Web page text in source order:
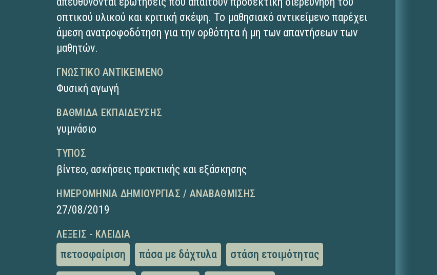
οπτικού υλικού και κριτική σκέψη. Το μαθησιακό αντικείμενο παρέχει
άμεση ανατροφοδότηση για την ορθότητα ή μη των απαντήσεων των
μαθητών.
ΓΝΩΣΤΙΚΌ ΑΝΤΙΚΕΊΜΕΝΟ
Φυσική αγωγή
ΒΑΘΜΊΔΑ ΕΚΠΑΊΔΕΥΣΗΣ
γυμνάσιο
ΤΎΠΟΣ
βίντεο, ασκήσεις πρακτικής και εξάσκησης
ΗΜΕΡΟΜΗΝΊΑ ΔΗΜΙΟΥΡΓΊΑΣ / ΑΝΑΒΆΘΜΙΣΗΣ
27/08/2019
ΛΈΞΕΙΣ - ΚΛΕΙΔΙΆ
πετοσφαίριση πάσα με δάχτυλα στάση ετοιμότητας